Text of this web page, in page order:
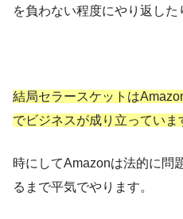
を負わない程度にやり返した
結局セラースケットは
でビジネスが成り立っていま
時にしてAmazonは法的に問
るまで平気でやります。